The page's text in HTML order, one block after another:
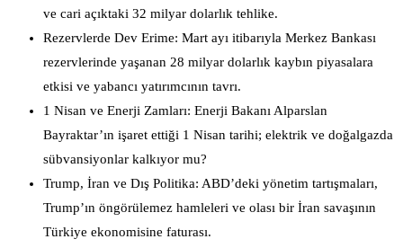
ve cari açıktaki 32 milyar dolarlık tehlike.
Rezervlerde Dev Erime: Mart ayı itibarıyla Merkez Bankası
rezervlerinde yaşanan 28 milyar dolarlık kaybın piyasalara
etkisi ve yabancı yatırımcının tavrı.
1 Nisan ve Enerji Zamları: Enerji Bakanı Alparslan
Bayraktar’ın işaret ettiği 1 Nisan tarihi; elektrik ve doğalgazda
sübvansiyonlar kalkıyor mu?
Trump, İran ve Dış Politika: ABD’deki yönetim tartışmaları,
Trump’ın öngörülemez hamleleri ve olası bir İran savaşının
Türkiye ekonomisine faturası.